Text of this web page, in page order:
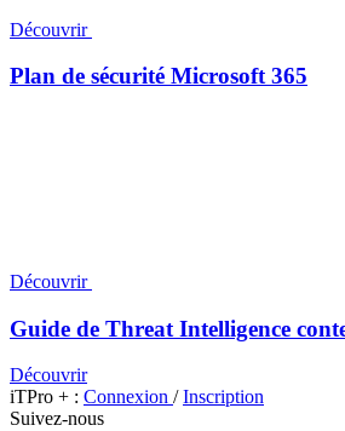
Découvrir
Plan de sécurité Microsoft 365
Découvrir
Guide de Threat Intelligence
Découvrir
iTPro + : Connexion /Inscription
Suivez-nous